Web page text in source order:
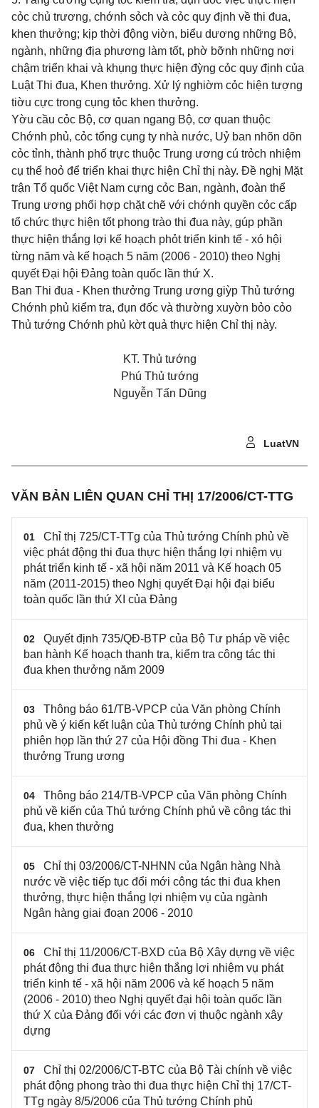
cỏc chủ trương, chớnh sỏch và cỏc quy định về thi đua,
khen thưởng; kịp thời động viờn, biểu dương những Bộ,
ngành, những địa phương làm tốt, phờ bỡnh những nơi
chậm triển khai và khụng thực hiện đỳng cỏc quy định của
Luật Thi đua, Khen thưởng. Xử lý nghiờm cỏc hiện tượng
tiờu cực trong cụng tỏc khen thưởng.
Yờu cầu cỏc Bộ, cơ quan ngang Bộ, cơ quan thuộc
Chớnh phủ, cỏc tổng cụng ty nhà nước, Uỷ ban nhõn dõn
cỏc tỉnh, thành phố trực thuộc Trung ương cú trỏch nhiệm
cụ thể hoỏ để triển khai thực hiện Chỉ thị này. Đề nghị Mặt
trận Tổ quốc Việt Nam cựng cỏc Ban, ngành, đoàn thể
Trung ương phối hợp chặt chẽ với chớnh quyền cỏc cấp
tổ chức thực hiện tốt phong trào thi đua này, gúp phần
thực hiện thắng lợi kế hoạch phỏt triển kinh tế - xó hội
từng năm và kế hoạch 5 năm (2006 - 2010) theo Nghị
quyết Đại hội Đảng toàn quốc lần thứ X.
Ban Thi đua - Khen thưởng Trung ương giỳp Thủ tướng
Chớnh phủ kiểm tra, đụn đốc và thường xuyờn bỏo cỏo
Thủ tướng Chớnh phủ kờt quả thực hiện Chỉ thị này.
KT. Thủ tướng
Phú Thủ tướng
Nguyễn Tấn Dũng
LuatVN
VĂN BẢN LIÊN QUAN CHỈ THỊ 17/2006/CT-TTG
01
Chỉ thị 725/CT-TTg của Thủ tướng Chính phủ về
việc phát động thi đua thực hiện thắng lợi nhiệm vụ
phát triển kinh tế - xã hội năm 2011 và Kế hoạch 05
năm (2011-2015) theo Nghị quyết Đại hội đại biểu
toàn quốc lần thứ XI của Đảng
02
Quyết định 735/QĐ-BTP của Bộ Tư pháp về việc
ban hành Kế hoạch thanh tra, kiểm tra công tác thi
đua khen thưởng năm 2009
03
Thông báo 61/TB-VPCP của Văn phòng Chính
phủ về ý kiến kết luận của Thủ tướng Chính phủ tại
phiên họp lần thứ 27 của Hội đồng Thi đua - Khen
thưởng Trung ương
04
Thông báo 214/TB-VPCP của Văn phòng Chính
phủ về kiến của Thủ tướng Chính phủ về công tác thi
đua, khen thưởng
05
Chỉ thị 03/2006/CT-NHNN của Ngân hàng Nhà
nước về việc tiếp tục đổi mới công tác thi đua khen
thưởng, thực hiện thắng lợi nhiệm vụ của ngành
Ngân hàng giai đoạn 2006 - 2010
06
Chỉ thị 11/2006/CT-BXD của Bộ Xây dựng về việc
phát động thi đua thực hiện thắng lợi nhiệm vụ phát
triển kinh tế - xã hội năm 2006 và kế hoạch 5 năm
(2006 - 2010) theo Nghị quyết đại hội toàn quốc lần
thứ X của Đảng đối với các đơn vị thuộc ngành xây
dựng
07
Chỉ thị 02/2006/CT-BTC của Bộ Tài chính về việc
phát động phong trào thi đua thực hiện Chỉ thị 17/CT-
TTg ngày 8/5/2006 của Thủ tướng Chính phủ